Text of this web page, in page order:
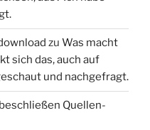
zu Was macht
sich das, auch auf
und nachgefragt.
Quellen-